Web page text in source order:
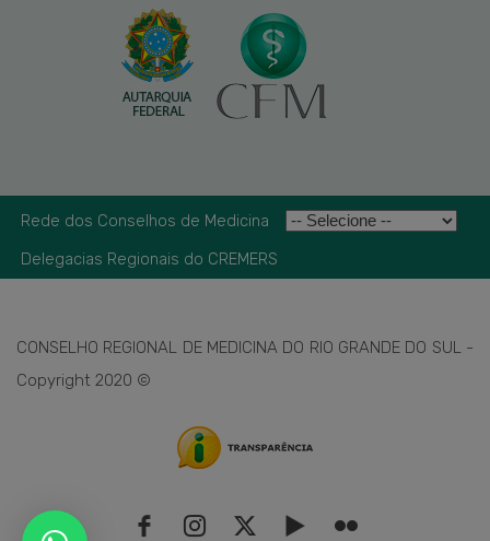
Rede dos Conselhos de Medicina
Delegacias Regionais do CREMERS
CONSELHO REGIONAL DE MEDICINA DO RIO GRANDE DO SUL -
Copyright 2020 ©